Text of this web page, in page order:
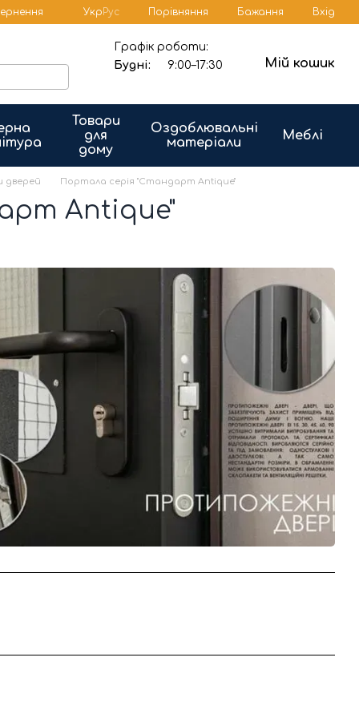
Укр Рус Порівняння Бажання Вхід
Графік роботи:
Будні:
9:00–17:30 Мій кошик
Товари
для
дому
Оздоблювальні
матеріали
Меблі
дверей Портала серія "Стандарт Antique"
Antique"